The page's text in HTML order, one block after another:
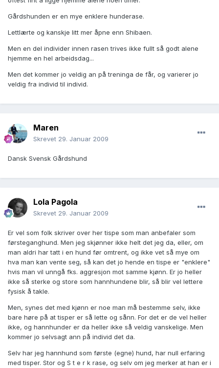
Gårdshunden er en mye enklere hunderase.
Lettlærte og kanskje litt mer åpne enn Shibaen.
Men en del individer innen rasen trives ikke fullt så godt alene
hjemme en hel arbeidsdag...
Men det kommer jo veldig an på treninga de får, og varierer jo
veldig fra individ til individ.
Maren
Skrevet 29. Januar 2009
Dansk Svensk Gårdshund
Lola Pagola
Skrevet 29. Januar 2009
Er vel som folk skriver over her tispe som man anbefaler som
førsteganghund. Men jeg skjønner ikke helt det jeg da, eller, om
man aldri har tatt i en hund før omtrent, og ikke vet så mye om
hva man kan vente seg, så kan det jo hende en tispe er "enklere"
hvis man vil unngå fks. aggresjon mot samme kjønn. Er jo heller
ikke så sterke og store som hannhundene blir, så blir vel lettere
fysisk å takle.
Men, synes det med kjønn er noe man må bestemme selv, ikke
bare høre på at tisper er så lette og sånn. For det er de vel heller
ikke, og hannhunder er da heller ikke så veldig vanskelige. Men
kommer jo selvsagt ann på individ det da.
Selv har jeg hannhund som første (egne) hund, har null erfaring
med tisper. Stor og S t e r k rase, og selv om jeg merker at han er i